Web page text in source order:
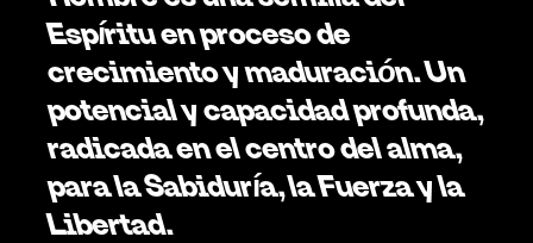
Espíritu en proceso de
crecimiento y maduración.Un
potencial y capacidad profunda,
radicada en el centro del alma,
para la Sabiduría, la Fuerza y la
Libertad.